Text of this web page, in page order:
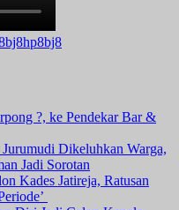
?, ke Pendekar Bar &
Dikeluhkan Warga,
Jadi Sorotan
Kades Jatireja, Ratusan